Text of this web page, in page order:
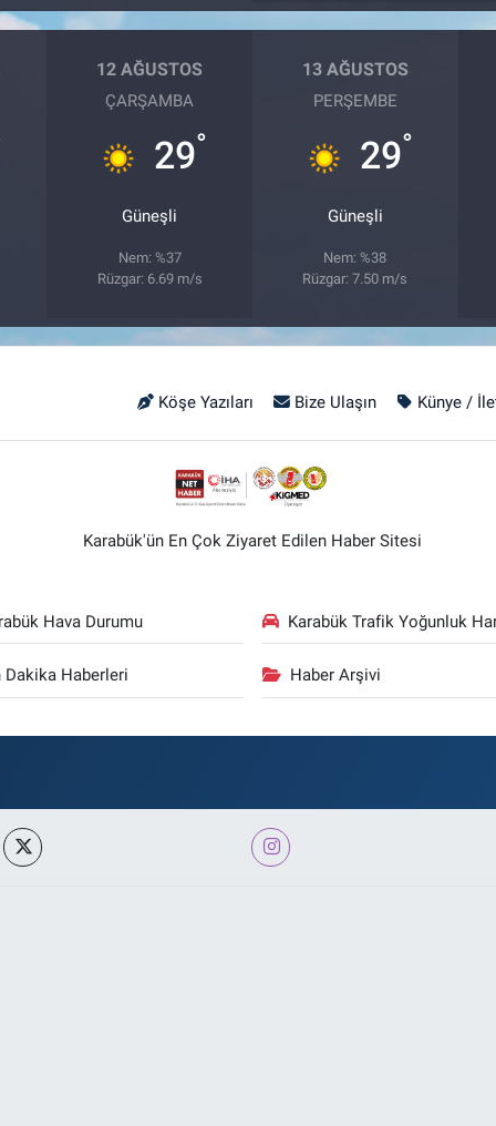
12 AĞUSTOS
ÇARŞAMBA
29°
Güneşli
Nem: %37
Rüzgar: 6.69 m/s
13 AĞUSTOS
PERŞEMBE
29°
Güneşli
Nem: %38
Rüzgar: 7.50 m/s
Köşe Yazıları Bize Ulaşın Künye /
Karabük'ün En Çok Ziyaret Edilen Haber Sitesi
Hava Durumu Karabük Trafik Yoğunluk
Dakika Haberleri Haber Arşivi